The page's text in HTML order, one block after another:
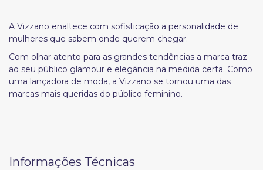
A Vizzano enaltece com sofisticação a personalidade de
mulheres que sabem onde querem chegar.
Com olhar atento para as grandes tendências a marca traz
ao seu público glamour e elegância na medida certa. Como
uma lançadora de moda, a Vizzano se tornou uma das
marcas mais queridas do público feminino.
Informações Técnicas